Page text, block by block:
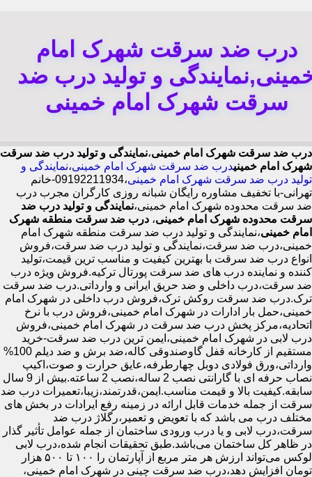
درب ضد سرقت شهرک امام
و تولید درب ضد
سرقت شهرک امام خمینی
درب ضد سرقت شهرک امام خمینی،نمایندگی و تولید درب ضد سرقت
شهرک امام خمینیدرب ضد سرقت شهرک امام خمینی،نمایندگی و
تولید درب ضد سرقت شهرک امام خمینی
،09192211934-خانم
تهرانی-با تخفیف مشاوره رایگان شبانه روزی کارگران مجرب درب
ضد سرقت محدوده شهرک امام خمینی،نمایندگی و تولید درب ضد
سرقت محدوده شهرک امام خمینی، درب ضد سرقت منطقه شهرک
امام خمینی،نمایندگی و تولید درب ضد سرقت منطقه شهرک امام
خمینی،درب ضد سرقت،نمایندگی و تولید درب ضد سرقت،فروش
انواع درب ضد سرقت با بهترین کیفیت و مناسب ترین قیمت،تولید
کننده و نماینده درب های ضد سرقت پورتال ترکیه.فروش ویژه درب
ضد سرقت،درب داخلی و ضد حریق ایرانی و وارداتی.درب ضد سرقت
ترک.درب ضد سرقت روکش ترک،فروش درب داخلی در شهرک امام
خمینی،حمل بار ادارات در شهرک امام خمینی،فروش درب با نرخ
اتحادیه،مرکز پخش درب ضد سرقت در شهرک امام خمینی،فروش
درب لابی در شهرک امام خمینی،ایمن ترین درب ضد سرقت-خرید
مستقیم از کارخانه قفل گاوصندوقی کاله،ضد برش و ضد دیلم 100%
وارداتی،ورق فولادی دوبل چهارطرفه،عایق حرارت و صوت،اکیپ
نصاب حرفه ای با گارانتی نصب 2 ساله،نصب 2 ساعته.بیش از 9 سال
سابقه.کیفیت بالا و قیمت مناسب.ایمن،قدرتمند،زیبا،تعمیرات درب ضد
سرقت از جمله خدمات قابل ارائه در زمینه رفع ایرادات در بخش های
مختلف درب می باشد که با تعویض و تعمیر،رگلاژ درب ضد
سرقت،درب لابی و یا درب ورودی ساختمان از جمله عوامل تأثیر گذار
در ظاهر کل ساختمان می‌باشد.طبق تحقیقات انجام شده،درب لابی
لوکس می‌تواند ارزش هر متر مربع از آپارتمان را ۱۰۰ تا ۵۰۰ هزار
تومان افزایش دهد،درب ضد سرقت چینی در شهرک امام خمینی،